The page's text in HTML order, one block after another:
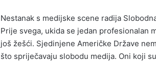
Nestanak s medijske scene radija
Prije svega, ukida se jedan profesionalan
još žešći. Sjedinjene Američke Države
što spriječavaju slobodu medija. Oni koji